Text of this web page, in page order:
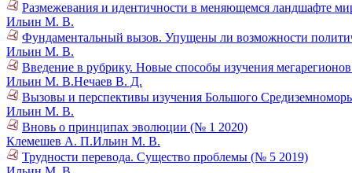
Размежевания и идентичности в меняющемся ландшафте
Ильин М. В.
Фундаментальный вызов. Упущены ли возможности
Ильин М. В.
Введение в рубрику. Новые способы изучения
Ильин М. В.Нечаев В. Д.
Вызовы и перспективы изучения Большого
Ильин М. В.
Вновь о принципах эволюции (№ 1 2020)
Клемешев А. П.Ильин М. В.
Трудности перевода. Существо проблемы (№ 5 2019)